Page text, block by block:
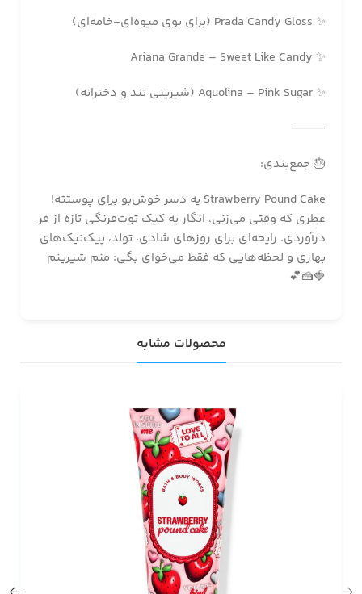
✨ Prada Candy Gloss (برای بوی میوه‌ای-خامه‌ای)
✨ Ariana Grande – Sweet Like Candy
✨ Aquolina – Pink Sugar (شیرینی تند و دخترانه)
⸻
🎂 جمع‌بندی:
Strawberry Pound Cake یه دسر خوش‌بو برای پوستته!
عطری که وقتی می‌زنی، انگار یه کیک توت‌فرنگی تازه از فر
درآوردی. رایحه‌ای برای روزهای شادی، تولد، پیک‌نیک‌های
بهاری و لحظه‌هایی که فقط می‌خوای بگی: منم شیرینم
🍓🍰💕
محصولات مشابه